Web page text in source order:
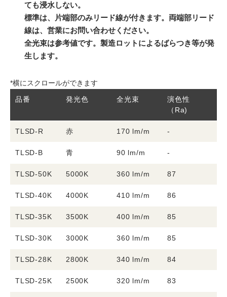
ても浸水しない。
標準は、片端部のみリード線が付きます。両端部リード
線は、営業にお問い合わせください。
全光束は参考値です。製造ロットによるばらつき等が発
生します。
*横にスクロールができます
品番
発光色 全光束
演色性
（Ra)
TLSD-R 赤 170 lm/m -
TLSD-B 青 90 lm/m -
TLSD-50K 5000K 360 lm/m 87
TLSD-40K 4000K 410 lm/m 86
TLSD-35K 3500K 400 lm/m 85
TLSD-30K 3000K 360 lm/m 85
TLSD-28K 2800K 340 lm/m 84
TLSD-25K 2500K 320 lm/m 83